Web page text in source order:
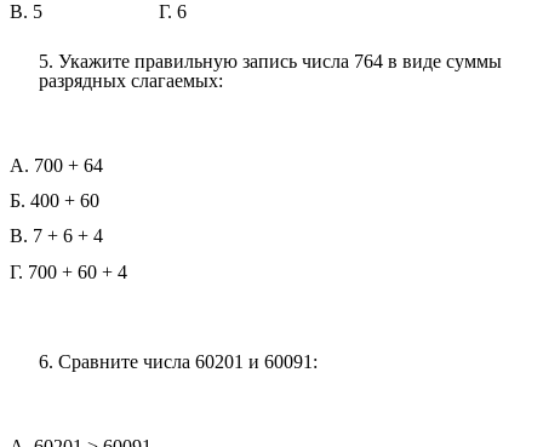
В. 5 Г. 6
5. Укажите правильную запись числа 764 в виде суммы
разрядных слагаемых:
А. 700 + 64
Б. 400 + 60
В. 7 + 6 + 4
Г. 700 + 60 + 4
6. Сравните числа 60201 и 60091: